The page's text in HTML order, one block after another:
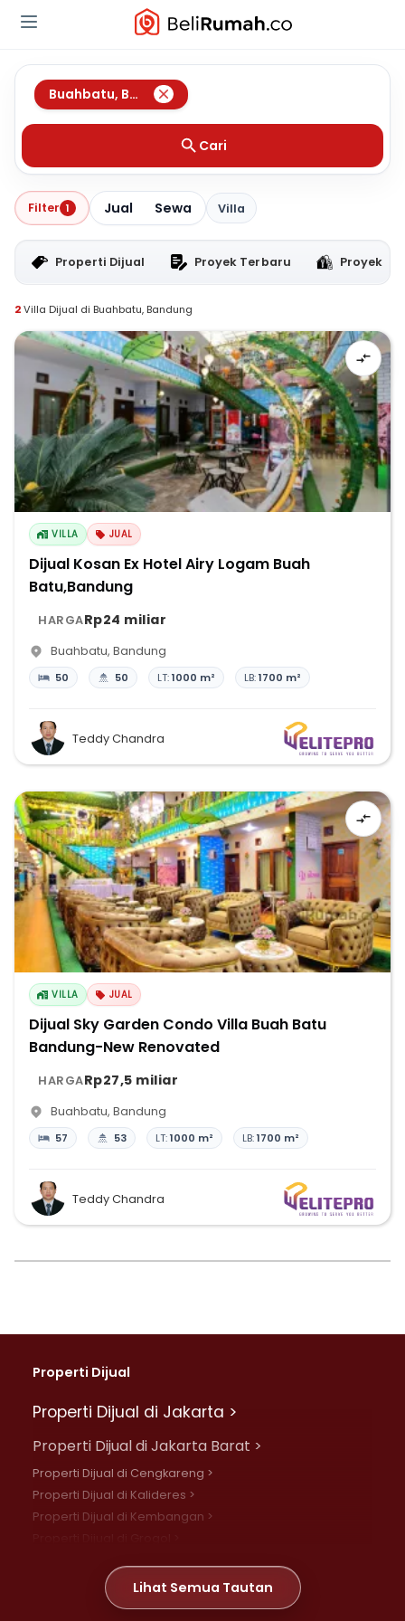
Buahbatu, Bandung
Cari
Filter 1 Jual Sewa Villa
Properti Dijual Proyek Terbaru Proyek
2Villa Dijual di Buahbatu, Bandung
VILLA JUAL
Dijual Kosan Ex Hotel Airy Logam Buah
Batu,Bandung
HARGARp24 miliar
Buahbatu, Bandung
50 50 LT:1000 m² LB:1700 m²
Teddy Chandra
VILLA JUAL
Dijual Sky Garden Condo Villa Buah Batu
Bandung-New Renovated
HARGARp27,5 miliar
Buahbatu, Bandung
57 53 LT:1000 m² LB:1700 m²
Teddy Chandra
Properti Dijual
Properti Dijual di Jakarta >
Properti Dijual di Jakarta Barat >
Properti Dijual di Cengkareng >
Properti Dijual di Kalideres >
Properti Dijual di Kembangan >
Properti Dijual di Meruya >
Properti Dijual di Jelambar >
Lihat Semua Tautan